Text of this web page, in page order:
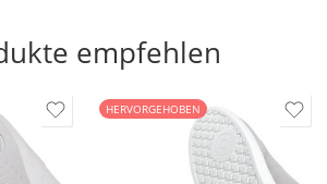
empfehlen
HERVORGEHOBEN